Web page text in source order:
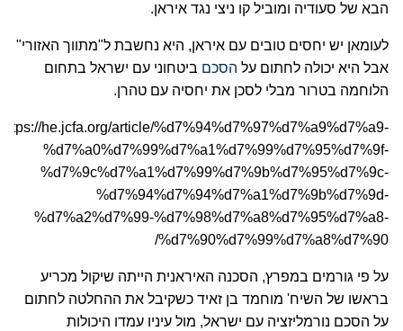
הבא של סעודיה ומוביל קו ניצי נגד איראן.
לעומאן יש יחסים טובים עם איראן, היא נחשבת ל"מתווך האזורי"
אבל היא יכולה לחתום על הסכם ביטחוני עם ישראל בתחום
הלוחמה בטרור מבלי לסכן את יחסיה עם טהרן.
https://he.jcfa.org/article/%d7%94%d7%97%d7%a9%d7%a9-
%d7%a0%d7%99%d7%a1%d7%99%d7%95%d7%9f-
%d7%9c%d7%a1%d7%99%d7%9b%d7%95%d7%9c-
%d7%94%d7%94%d7%a1%d7%9b%d7%9d-
%d7%a2%d7%99-%d7%98%d7%a8%d7%95%d7%a8-
%d7%90%d7%99%d7%a8%d7%90/
על פי גורמים במפרץ, הסכנה האיראנית הייתה שיקול מכריע
בראשו של השיח' מוחמד בן זאיד כשקיבל את ההחלטה לחתום
על הסכם נורמליזציה עם ישראל, מול עיניו עמדו היכולות